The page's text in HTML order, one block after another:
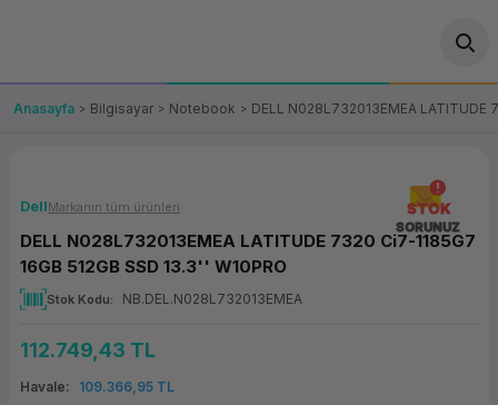
OT/VT Ürünleri
Fiş Yazıcı
Self Servis Ekranı
(Firewall)
Makinesi
Çözümleri
Bağlantı
Yedekleme
Ürünler
Paketi
Anasayfa Bilgisayar Notebook DELL N028L732013EMEA LATITUDE
STOK
SORUNUZ
DellMarkanın tüm ürünleri
DELL N028L732013EMEA LATITUDE 7320 Ci7-1185G7
16GB 512GB SSD 13.3'' W10PRO
Stok Kodu NB.DEL.N028L732013EMEA
112.749,43 TL
Havale
109.366,95 TL